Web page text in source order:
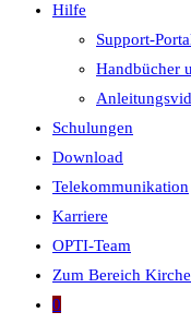
Hilfe
Support-
Handbücher
Schulungen
Download
Telekommunikation
Karriere
OPTI-Team
Zum Bereich
0